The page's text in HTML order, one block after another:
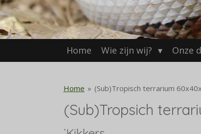
Home Wie zijn wij? Onze
Home » (Sub)Tropisch terrarium
(Sub)Tropsich